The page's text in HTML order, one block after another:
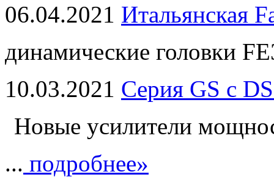
06.04.2021 Итальянская
динамические головки
10.03.2021 Серия GS с
Новые усилители
... подробнее»